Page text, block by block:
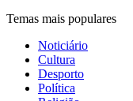
Temas mais populares
Noticiário
Cultura
Desporto
Política